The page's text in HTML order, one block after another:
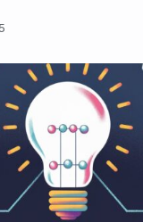
Ce projet, qui
du gouvernement